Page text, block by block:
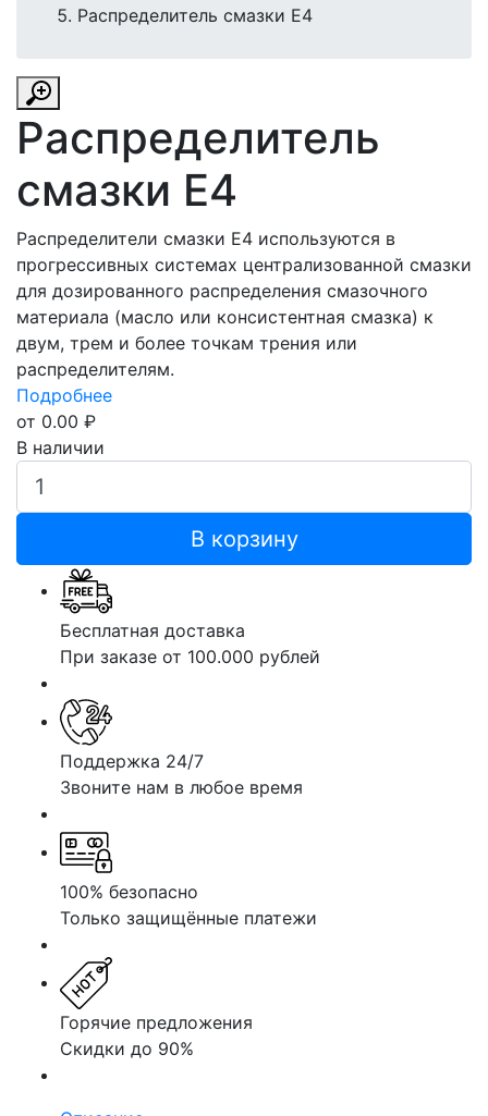
Распределитель смазки E4
Распределитель
смазки E4
Распределители смазки Е4 используются в
прогрессивных системах централизованной смазки
для дозированного распределения смазочного
материала (масло или консистентная смазка) к
двум, трем и более точкам трения или
распределителям.
Подробнее
от 0.00 ₽
В наличии
В корзину
Бесплатная доставка
При заказе от 100.000 рублей
Поддержка 24/7
Звоните нам в любое время
100% безопасно
Только защищённые платежи
Горячие предложения
Скидки до 90%